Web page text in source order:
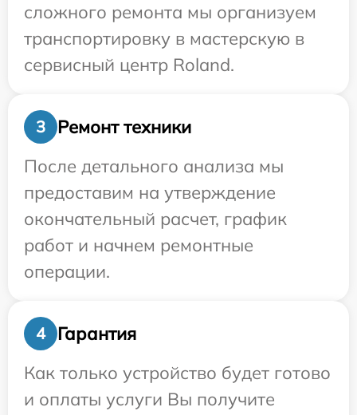
сложного ремонта мы организуем
транспортировку в мастерскую в
сервисный центр Roland.
3
Ремонт техники
После детального анализа мы
предоставим на утверждение
окончательный расчет, график
работ и начнем ремонтные
операции.
4
Гарантия
Как только устройство будет готово
и оплаты услуги Вы получите